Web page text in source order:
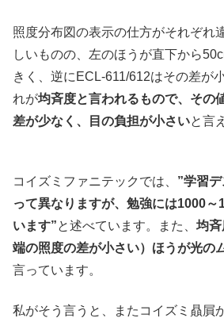
照度分布図の表示の仕方がそれぞれ
しいものの、左のほうが直下から
きく、逆にECL-611/612はその差が
れが均斉度と言われるもので、その
差が少なく、目の負担が小さいと言
コイズミファニテックでは、 ”学習
って異なりますが、勉強には1000～
います”と述べています。また、 均斉
端の照度の差が小さい）ほうが光の
言っています。
私がそう言うと、またコイズミ贔屓